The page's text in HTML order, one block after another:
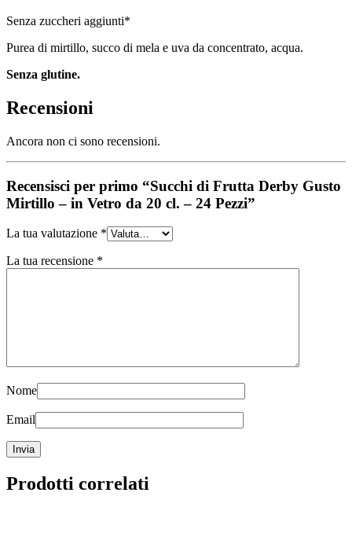
Senza zuccheri aggiunti*
Purea di mirtillo, succo di mela e uva da concentrato, acqua.
Senza glutine.
Recensioni
Ancora non ci sono recensioni.
Recensisci per primo “Succhi di Frutta Derby Gusto
Mirtillo – in Vetro da 20 cl. – 24 Pezzi”
La tua valutazione *
La tua recensione *
Nome
Email
Prodotti correlati